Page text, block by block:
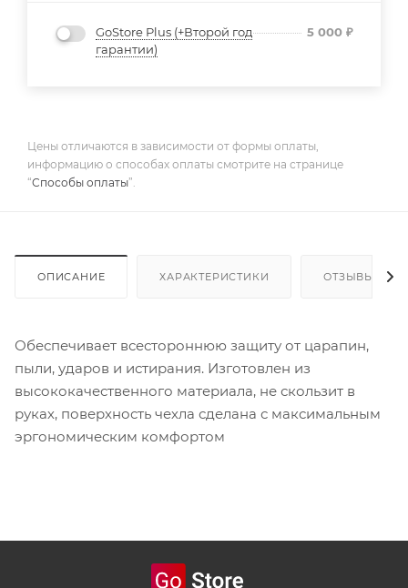
GoStore Plus (+Второй год
гарантии)
5 000 ₽
Цены отличаются в зависимости от формы оплаты,
информацию о способах оплаты смотрите на странице
“Способы оплаты”.
ОПИСАНИЕ ХАРАКТЕРИСТИКИ ОТЗЫВЫ
Обеспечивает всестороннюю защиту от царапин,
пыли, ударов и истирания. Изготовлен из
высококачественного материала, не скользит в
руках, поверхность чехла сделана с максимальным
эргономическим комфортом